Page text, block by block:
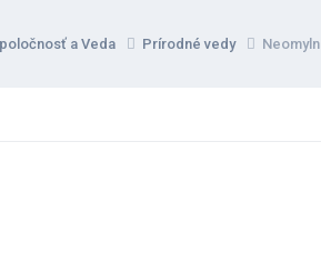
a Veda Prírodné vedy